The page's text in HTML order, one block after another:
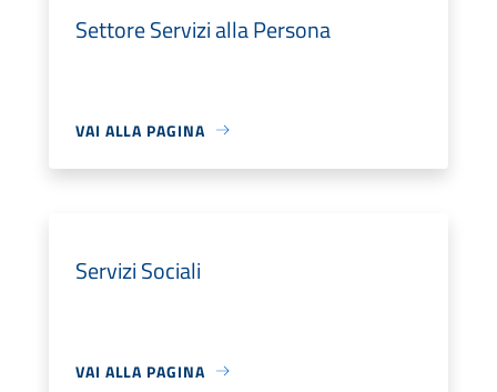
Settore Servizi alla Persona
VAI ALLA PAGINA
Servizi Sociali
VAI ALLA PAGINA